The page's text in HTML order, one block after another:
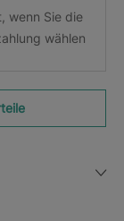
wenn Sie die
wählen